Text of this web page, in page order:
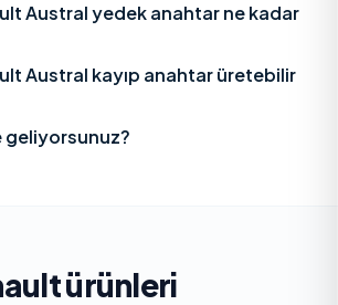
Austral yedek anahtar ne kadar
Austral kayıp anahtar üretebilir
geliyorsunuz?
ürünleri